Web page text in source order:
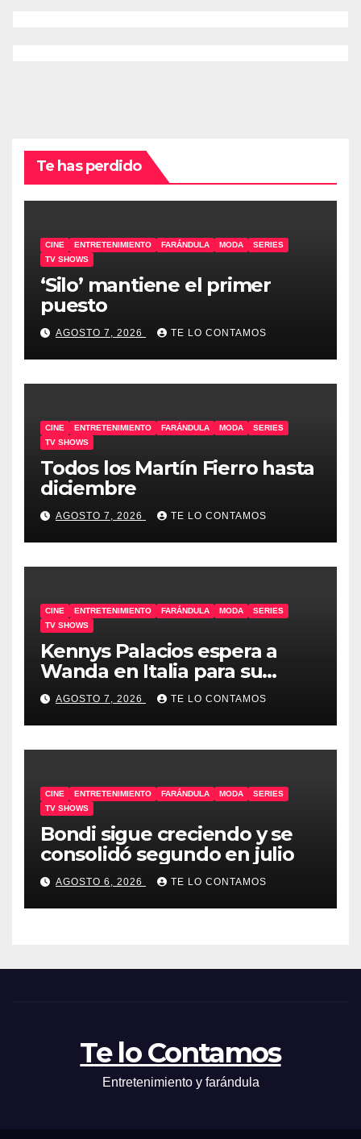
Te has perdido
CINE ENTRETENIMIENTO FARÁNDULA MODA
SERIES
TV SHOWS
‘Silo’ mantiene el primer
puesto
AGOSTO 7, 2026 TE LO CONTAMOS
CINE ENTRETENIMIENTO FARÁNDULA MODA
SERIES
TV SHOWS
Todos los Martín Fierro hasta
diciembre
AGOSTO 7, 2026 TE LO CONTAMOS
CINE ENTRETENIMIENTO FARÁNDULA MODA
SERIES
TV SHOWS
Kennys Palacios espera a
Wanda en Italia para su
docuserie
AGOSTO 7, 2026 TE LO CONTAMOS
CINE ENTRETENIMIENTO FARÁNDULA MODA
SERIES
TV SHOWS
Bondi sigue creciendo y se
consolidó segundo en julio
AGOSTO 6, 2026 TE LO CONTAMOS
Te lo Contamos
Entretenimiento y farándula